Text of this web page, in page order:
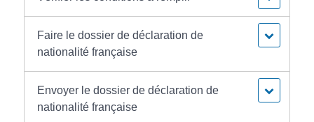
Faire le dossier de déclaration de
nationalité française
Envoyer le dossier de déclaration de
nationalité française